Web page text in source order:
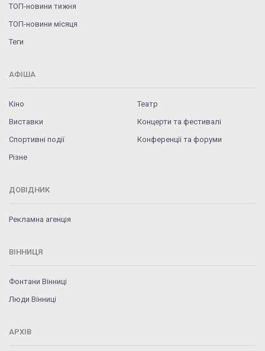
ТОП-новини тижня
ТОП-новини місяця
Теги
АФІША
Кіно
Театр
Виставки
Концерти та фестивалі
Спортивні події
Конференції та форуми
Різне
ДОВІДНИК
Рекламна агенція
ВІННИЦЯ
Фонтани Вінниці
Люди Вінниці
АРХІВ